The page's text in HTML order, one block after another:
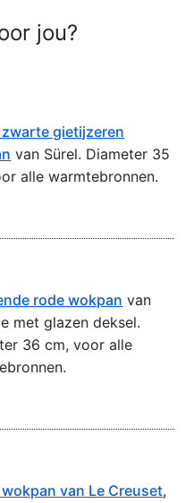
jou?
gietijzeren
van Sürel. Diameter 35
alle warmtebronnen.
rode wokpan van
met glazen deksel.
36 cm, voor alle
van Le Creuset,